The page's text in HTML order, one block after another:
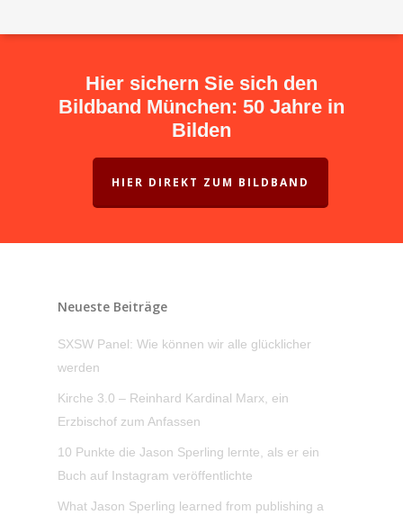
Hier sichern Sie sich den
Bildband München: 50 Jahre in
Bilden
HIER DIREKT ZUM BILDBAND
Neueste Beiträge
SXSW Panel: Wie können wir alle glücklicher
werden
Kirche 3.0 – Reinhard Kardinal Marx, ein
Erzbischof zum Anfassen
10 Punkte die Jason Sperling lernte, als er ein
Buch auf Instagram veröffentlichte
What Jason Sperling learned from publishing a